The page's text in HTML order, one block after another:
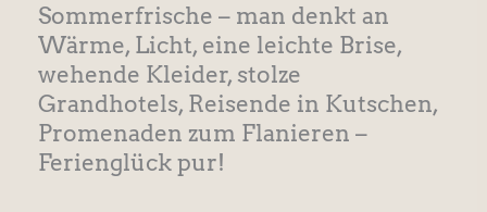
Sommerfrische – man denkt an
Wärme, Licht, eine leichte Brise,
wehende Kleider, stolze
Grandhotels, Reisende in Kutschen,
Promenaden zum Flanieren –
Ferienglück pur!